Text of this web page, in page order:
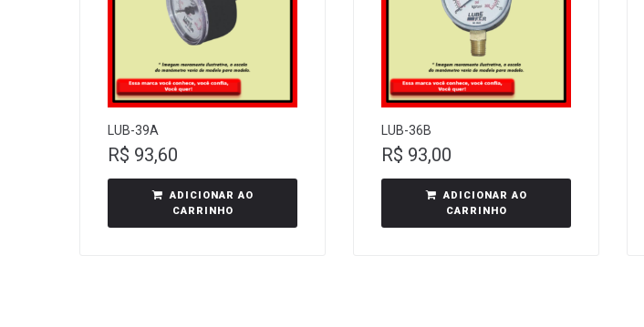
LUB-39A
R$ 93,60
ADICIONAR AO
CARRINHO
LUB-36B
R$ 93,00
ADICIONAR AO
CARRINHO